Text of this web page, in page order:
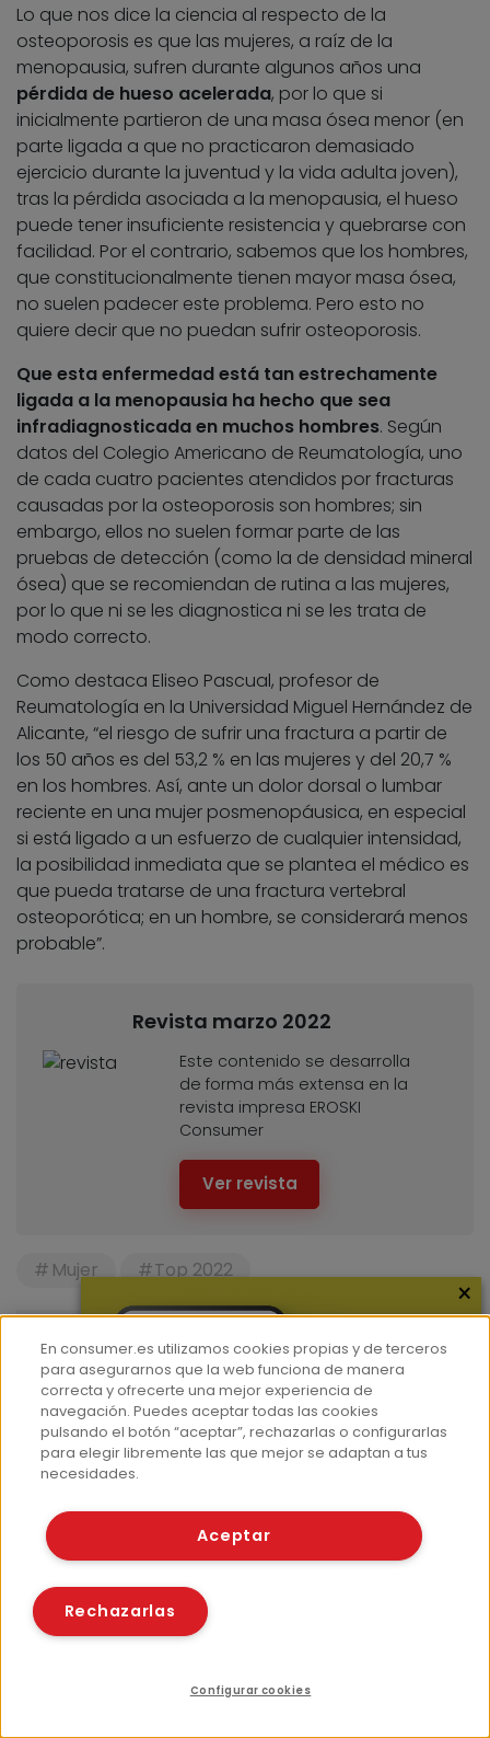
Lo que nos dice la ciencia al respecto de la
osteoporosis es que las mujeres, a raíz de la
menopausia, sufren durante algunos años una
pérdida de hueso acelerada, por lo que si
inicialmente partieron de una masa ósea menor (en
parte ligada a que no practicaron demasiado
ejercicio durante la juventud y la vida adulta joven),
tras la pérdida asociada a la menopausia, el hueso
puede tener insuficiente resistencia y quebrarse con
facilidad. Por el contrario, sabemos que los hombres,
que constitucionalmente tienen mayor masa ósea,
no suelen padecer este problema. Pero esto no
quiere decir que no puedan sufrir osteoporosis.
Que esta enfermedad está tan estrechamente
ligada a la menopausia ha hecho que sea
infradiagnosticada en muchos hombres. Según
datos del Colegio Americano de Reumatología, uno
de cada cuatro pacientes atendidos por fracturas
causadas por la osteoporosis son hombres; sin
embargo, ellos no suelen formar parte de las
pruebas de detección (como la de densidad mineral
ósea) que se recomiendan de rutina a las mujeres,
por lo que ni se les diagnostica ni se les trata de
modo correcto.
Como destaca Eliseo Pascual, profesor de
Reumatología en la Universidad Miguel Hernández de
Alicante, “el riesgo de sufrir una fractura a partir de
los 50 años es del 53,2 % en las mujeres y del 20,7 %
en los hombres. Así, ante un dolor dorsal o lumbar
reciente en una mujer posmenopáusica, en especial
si está ligado a un esfuerzo de cualquier intensidad,
la posibilidad inmediata que se plantea el médico es
que pueda tratarse de una fractura vertebral
osteoporótica; en un hombre, se considerará menos
probable”.
Revista marzo 2022
Este contenido se desarrolla
de forma más extensa en la
revista impresa EROSKI
Consumer
Ver revista
Mujer Top 2022
Sigue a Consumer enInstagram,X,Threads,
Facebook,Linkedin,Whatsapp,Telegram
Youtube
Boletines EROSKI Consumer
Para estar al día y no perderte ninguna novedad
en EROSKI Consumer, suscríbete nuestros boletines
×
En consumer.es utilizamos cookies propias y de terceros
para asegurarnos que la web funciona de manera
correcta y ofrecerte una mejor experiencia de
navegación. Puedes aceptar todas las cookies
pulsando el botón “aceptar”, rechazarlas o configurarlas
para elegir libremente las que mejor se adaptan a tus
necesidades.
Aceptar
Rechazarlas
Configurar cookies